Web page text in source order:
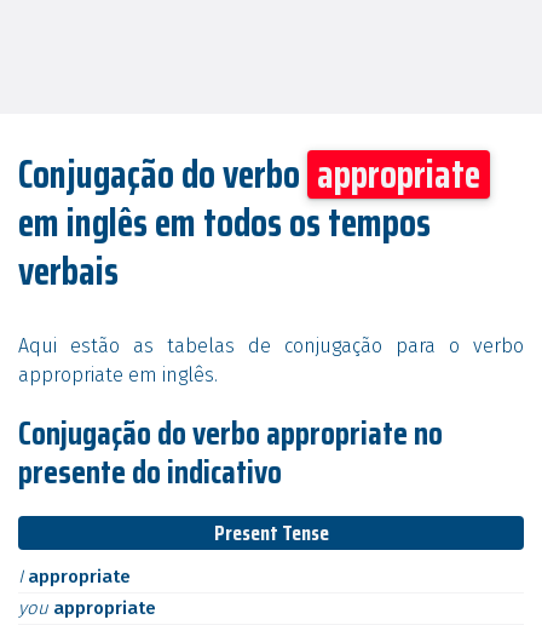
Conjugação do verbo appropriate
em inglês em todos os tempos
verbais
Aqui estão as tabelas de conjugação para o verbo
appropriate em inglês.
Conjugação do verbo appropriate no
presente do indicativo
Present Tense
I appropriate
you appropriate